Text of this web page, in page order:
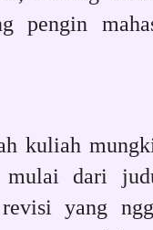
pengin
kuliah
dari
yang